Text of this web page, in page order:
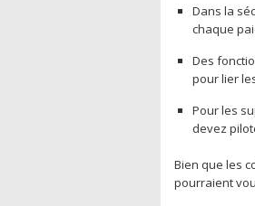
Dans la
chaque
Des
pour lier
Pour les
devez
Bien que les
pourraient